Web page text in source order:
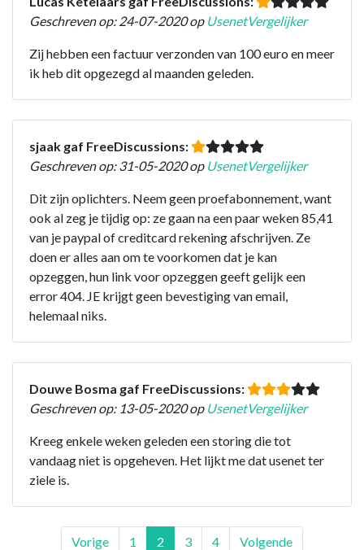
Geschreven op: 24-07-2020 op UsenetVergelijker
Zij hebben een factuur verzonden van 100 euro en meer
ik heb dit opgezegd al maanden geleden.
sjaak gaf FreeDiscussions:
Geschreven op: 31-05-2020 op UsenetVergelijker
Dit zijn oplichters. Neem geen proefabonnement, want
ook al zeg je tijdig op: ze gaan na een paar weken 85,41
van je paypal of creditcard rekening afschrijven. Ze
doen er alles aan om te voorkomen dat je kan
opzeggen, hun link voor opzeggen geeft gelijk een
error 404. JE krijgt geen bevestiging van email,
helemaal niks.
Douwe Bosma gaf FreeDiscussions:
Geschreven op: 13-05-2020 op UsenetVergelijker
Kreeg enkele weken geleden een storing die tot
vandaag niet is opgeheven. Het lijkt me dat usenet ter
ziele is.
Vorige 1 2 3 4 Volgende